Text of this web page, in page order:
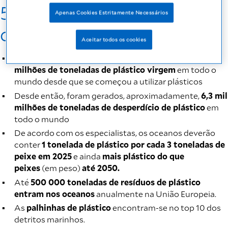
5 factos sobre o
desperdício de plástico
milhões de toneladas de plástico virgemem todo o
mundo desde que se começou a utilizar plásticos
Desde então, foram gerados, aproximadamente,6,3 mil
milhões de toneladas de desperdício de plásticoem
todo o mundo
De acordo com os especialistas, os oceanos deverão
conter1 tonelada de plástico por cada 3 toneladas de
peixe em 2025e ainda mais plástico do que
peixes(em peso)até 2050.
Até500 000 toneladas de resíduos de plástico
entram nos oceanosanualmente na União Europeia.
As palhinhas de plásticoencontram-se no top 10 dos
detritos marinhos.
Apenas Cookies Estritamente Necessários
Aceitar todos os cookies